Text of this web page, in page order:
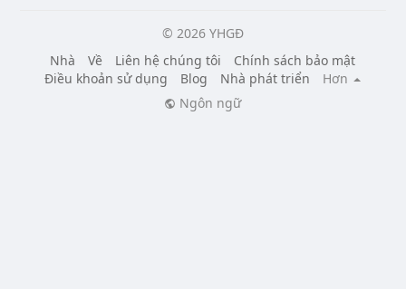
© 2026 YHGĐ
Nhà
Về Liên hệ chúng tôi
Chính sách bảo mật
Điều khoản sử dụng
Blog Nhà phát triển
Hơn
Ngôn ngữ